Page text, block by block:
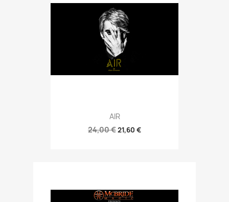
AIR
24,00 €21,60 €